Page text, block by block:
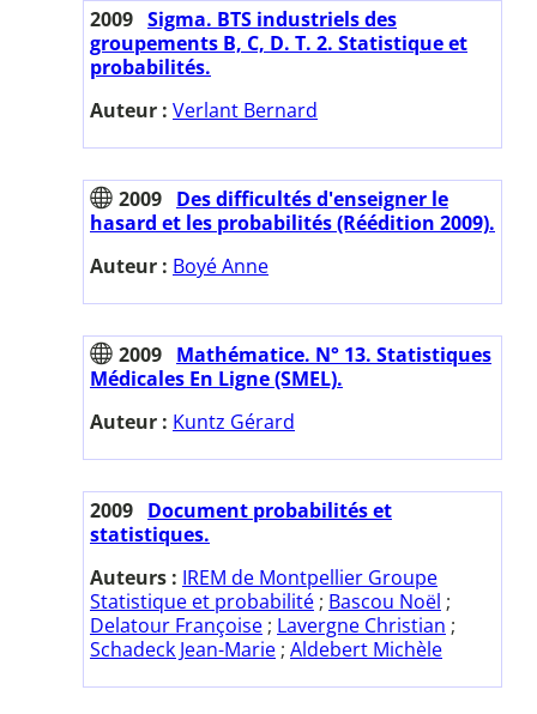
2009 Sigma. BTS industriels des
groupements B, C, D. T. 2. Statistique et
probabilités.
Auteur : Verlant Bernard
2009 Des difficultés d'enseigner le
hasard et les probabilités (Réédition 2009).
Auteur : Boyé Anne
2009 Mathématice. N° 13. Statistiques
Médicales En Ligne (SMEL).
Auteur : Kuntz Gérard
2009 Document probabilités et
statistiques.
Auteurs : IREM de Montpellier Groupe
Statistique et probabilité ; Bascou Noël ;
Delatour Françoise ; Lavergne Christian ;
Schadeck Jean-Marie ; Aldebert Michèle